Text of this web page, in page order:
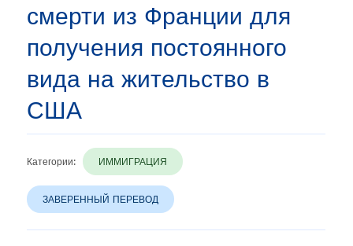
смерти из Франции для
получения постоянного
вида на жительство в
США
Категории: ИММИГРАЦИЯ
ЗАВЕРЕННЫЙ ПЕРЕВОД